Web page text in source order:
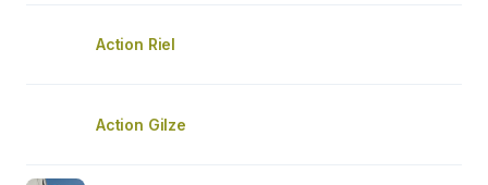
Action Riel
Action Gilze